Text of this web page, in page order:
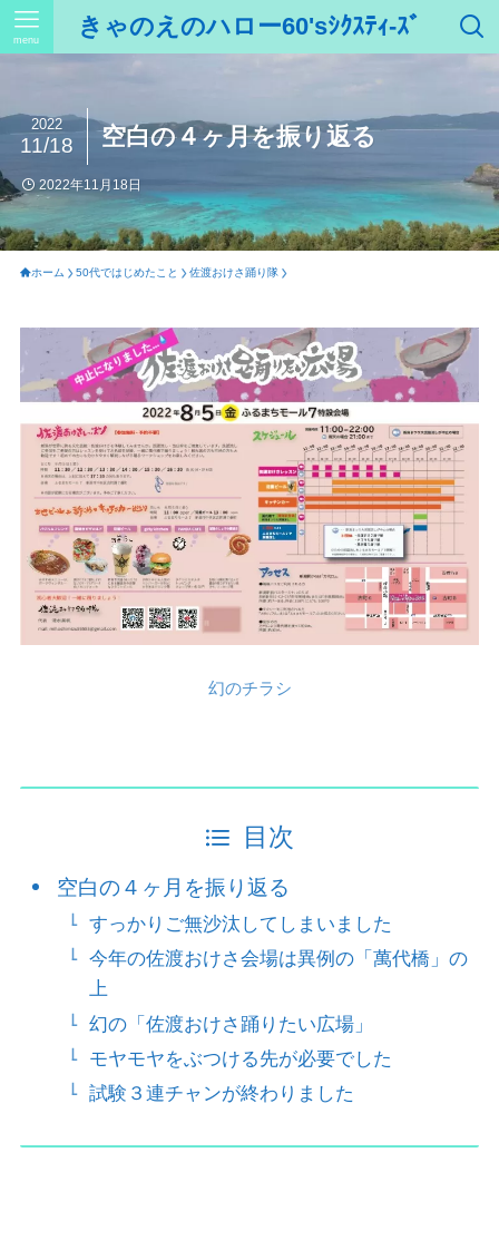
きゃのえのハロー60'sｼｸｽﾃｨ-ｽﾞ
menu
空白の４ヶ月を振り返る
2022
11/18
2022年11月18日
ホーム 50代ではじめたこと 佐渡おけさ踊り隊
幻のチラシ
目次
空白の４ヶ月を振り返る
すっかりご無沙汰してしまいました
今年の佐渡おけさ会場は異例の「萬代橋」の
上
幻の「佐渡おけさ踊りたい広場」
モヤモヤをぶつける先が必要でした
試験３連チャンが終わりました